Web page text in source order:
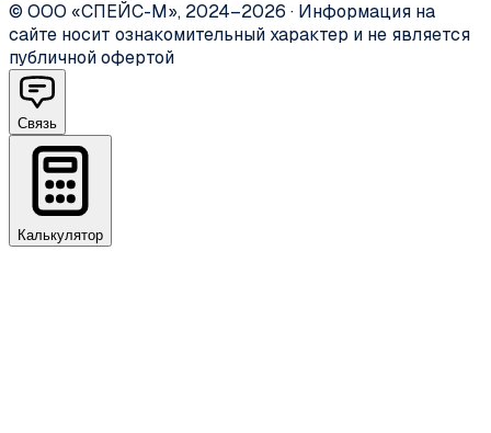
© ООО «СПЕЙС-М», 2024–2026 · Информация на
сайте носит ознакомительный характер и не является
публичной офертой
Связь
Калькулятор